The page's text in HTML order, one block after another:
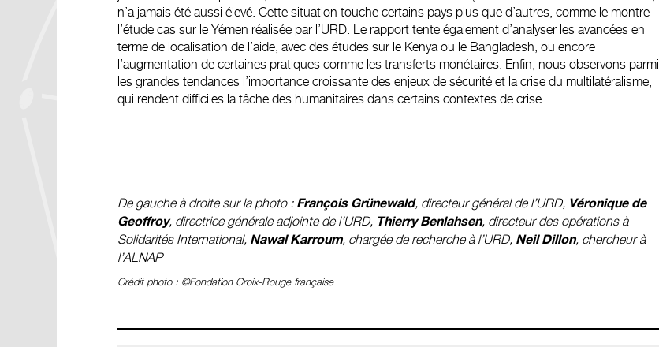
n’a jamais été aussi élevé. Cette situation touche certains pays plus que d’autres, comme le montre
l’étude cas sur le Yémen réalisée par l’URD. Le rapport tente également d’analyser les avancées en
terme de localisation de l’aide, avec des études sur le Kenya ou le Bangladesh, ou encore
l’augmentation de certaines pratiques comme les transferts monétaires. Enfin, nous observons parmi
les grandes tendances l’importance croissante des enjeux de sécurité et la crise du multilatéralisme,
qui rendent difficiles la tâche des humanitaires dans certains contextes de crise.
De gauche à droite sur la photo : François Grünewald, directeur général de l’URD, Véronique de
Geoffroy, directrice générale adjointe de l’URD, Thierry Benlahsen, directeur des opérations à
Solidarités International, Nawal Karroum, chargée de recherche à l’URD, Neil Dillon, chercheur à
l’ALNAP
Crédit photo : ©Fondation Croix-Rouge française